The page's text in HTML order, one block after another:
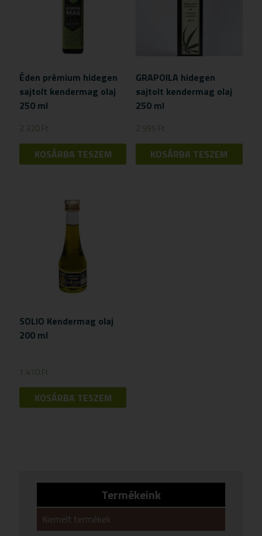
Éden prémium hidegen
sajtolt kendermag olaj
250 ml
2 320Ft
KOSÁRBA TESZEM
GRAPOILA hidegen
sajtolt kendermag olaj
250 ml
2 995 Ft
KOSÁRBA TESZEM
SOLIO Kendermag olaj
200 ml
1 470Ft
KOSÁRBA TESZEM
Termékeink
Kiemelt termékek